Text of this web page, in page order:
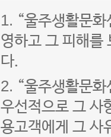
1. “울주생활문
영하고 그 피해를
다.
2. “울주생활문
우선적으로 그 사
용고객에게 그 사